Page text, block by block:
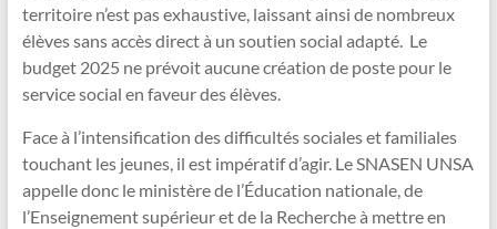
territoire n’est pas exhaustive, laissant ainsi de nombreux
élèves sans accès direct à un soutien social adapté. Le
budget 2025 ne prévoit aucune création de poste pour le
service social en faveur des élèves.
Face à l’intensification des difficultés sociales et familiales
touchant les jeunes, il est impératif d’agir. Le SNASEN UNSA
appelle donc le ministère de l’Éducation nationale, de
l’Enseignement supérieur et de la Recherche à mettre en